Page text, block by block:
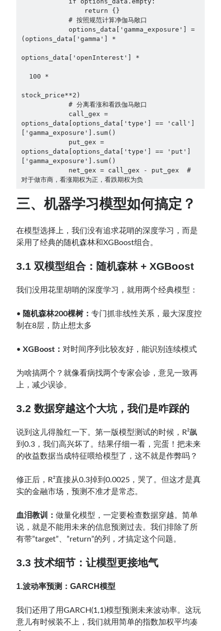
return {}
# 按照规范计算净伽马敞口
options_data['gamma_exposure'] =
(options_data['gamma'] *
options_data['openInterest'] *
100 *
stock_price**2)
# 分离看涨和看跌伽马敞口
call_gex =
options_data[options_data['type'] == 'call']
['gamma_exposure'].sum()
put_gex =
options_data[options_data['type'] == 'put']
['gamma_exposure'].sum()
net_gex = call_gex - put_gex  #
对于做市商，看涨期权为正，看跌期权为负
三、机器学习模型如何搞定？
在模型选择上，我们没有追求花哨的深度学习，而是
采用了经典的随机森林和XGBoost组合。
3.1 双模型组合：随机森林 + XGBoost
我们没用花里胡哨的深度学习，就用两个经典模型：
• 随机森林200棵树：专门抓非线性关系，最大深度控
制在8层，防止想太多
•XGBoost：对时间序列比较友好，能识别连续模式
为啥搞两个？就像看病找两个专家会诊，意见一致再
上，减少误诊。
3.2 数据穿越这个大坑，我们是咋踩的
说到这儿得脸红一下。第一版模型测试的时候，R²飙
到0.3，我们高兴坏了。结果仔细一看，完蛋！把未来
的收益数据当成特征喂给模型了，这不就是作弊吗？
修正后，R²直接从0.3掉到0.0025，哭了。但这才是真
实的金融市场，预测不准才是常态。
血泪教训：做量化模型，一定要检查数据穿越。简单
说，就是不能用未来的信息预测过去。我们排除了所
有带”target”、”return”的列，才搞定这个问题。
3.3 技术细节：让模型更接地气
1.波动率预测：GARCH模型
我们还用了用GARCH(1,1)模型预测未来波动率。这玩
意儿有时候装不上，我们就用简单的指数加权平均凑